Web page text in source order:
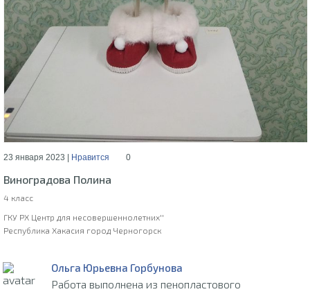
23 января 2023 | Нравится 0
Виноградова Полина
4 класс
ГКУ РХ Центр для несовершеннолетних''
Республика Хакасия город Черногорск
Ольга Юрьевна Горбунова
Работа выполнена из пенопластового